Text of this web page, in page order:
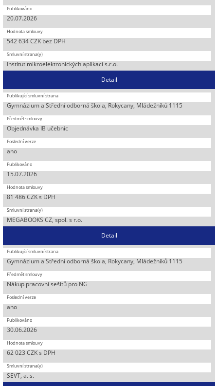
20.07.2026
542 634 CZK bez DPH
Institut mikroelektronických aplikací s.r.o.
Detail
Gymnázium a Střední odborná škola, Rokycany, Mládežníků 1115
Objednávka IB učebnic
ano
15.07.2026
81 486 CZK s DPH
MEGABOOKS CZ, spol. s r.o.
Detail
Gymnázium a Střední odborná škola, Rokycany, Mládežníků 1115
Nákup pracovní sešitů pro NG
ano
30.06.2026
62 023 CZK s DPH
SEVT, a. s.